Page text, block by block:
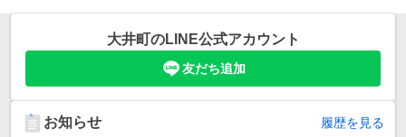
大井町のLINE公式アカウント
友だち追加
お知らせ 履歴を見る